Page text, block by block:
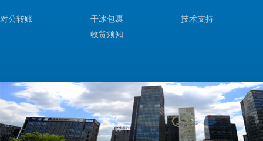
对公转账
干冰包裹
收货须知
技术支持